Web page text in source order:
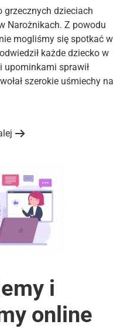
grzecznych dzieciach
Narożnikach. Z powodu
mogliśmy się spotkać w
każde dziecko w
upominkami sprawił
szerokie uśmiechy na
i
online